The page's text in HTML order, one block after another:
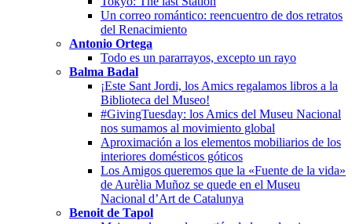
Un correo romántico: reencuentro de dos retratos
del Renacimiento
Antonio Ortega
Todo es un pararrayos, excepto un rayo
Balma Badal
¡Este Sant Jordi, los Amics regalamos libros a la
Biblioteca del Museo!
#GivingTuesday: los Amics del Museu Nacional
nos sumamos al movimiento global
Aproximación a los elementos mobiliarios de los
interiores domésticos góticos
Los Amigos queremos que la «Fuente de la vida»
de Aurèlia Muñoz se quede en el Museu
Nacional d’Art de Catalunya
Benoit de Tapol